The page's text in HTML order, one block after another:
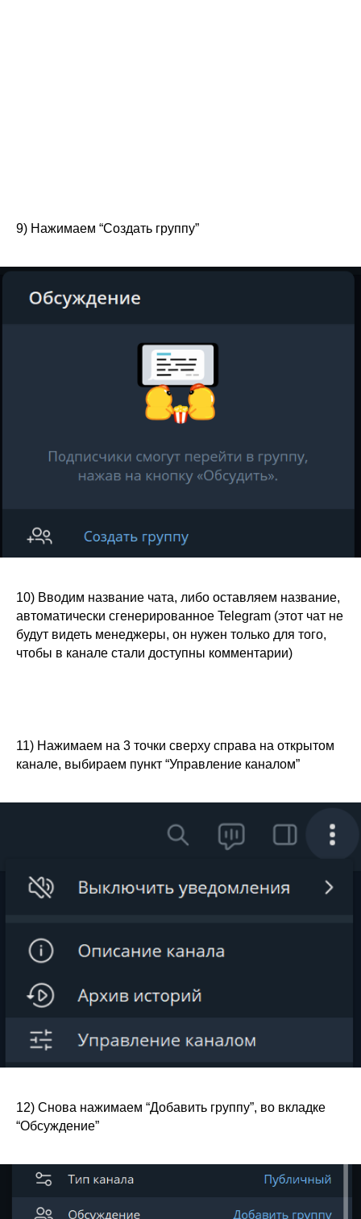
9) Нажимаем “Создать группу”
10) Вводим название чата, либо оставляем название,
автоматически сгенерированное Telegram (этот чат не
будут видеть менеджеры, он нужен только для того,
чтобы в канале стали доступны комментарии)
11) Нажимаем на 3 точки сверху справа на открытом
канале, выбираем пункт “Управление каналом”
12) Снова нажимаем “Добавить группу”, во вкладке
“Обсуждение”